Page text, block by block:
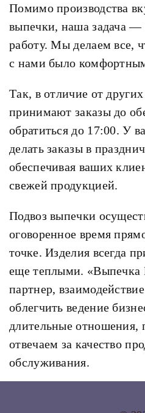
Помимо производства
выпечки, наша задача —
работу. Мы делаем все,
с нами было
Так, в отличие от
принимают заказы до
обратиться до 17:00. У
делать заказы в
обеспечивая ваших
свежей продукцией.
Подвоз выпечки
оговоренное время
точке. Изделия всегда
еще теплыми.
партнер,
облегчить ведение
длительные отношения,
отвечаем за качество
обслуживания.